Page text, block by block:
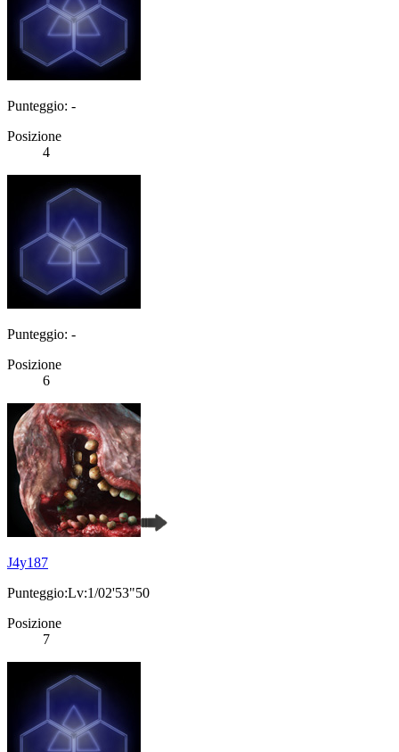
Punteggio: -
Posizione
4
Punteggio: -
Posizione
6
J4y187
Punteggio:Lv:1/02'53"50
Posizione
7